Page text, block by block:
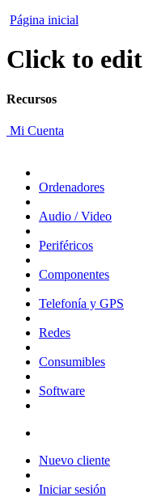
Página inicial
Click to edit
Recursos
Mi Cuenta
Ordenadores
Audio / Video
Periféricos
Componentes
Telefonía y GPS
Redes
Consumibles
Software
Nuevo cliente
Iniciar sesión